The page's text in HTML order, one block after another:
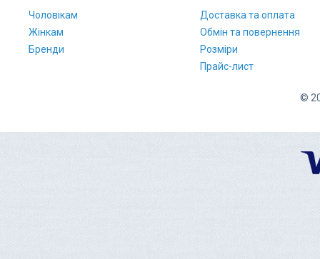
Чоловікам
Жінкам
Бренди
Доставка та оплата
Обмін та повернення
Розміри
Прайс-лист
©